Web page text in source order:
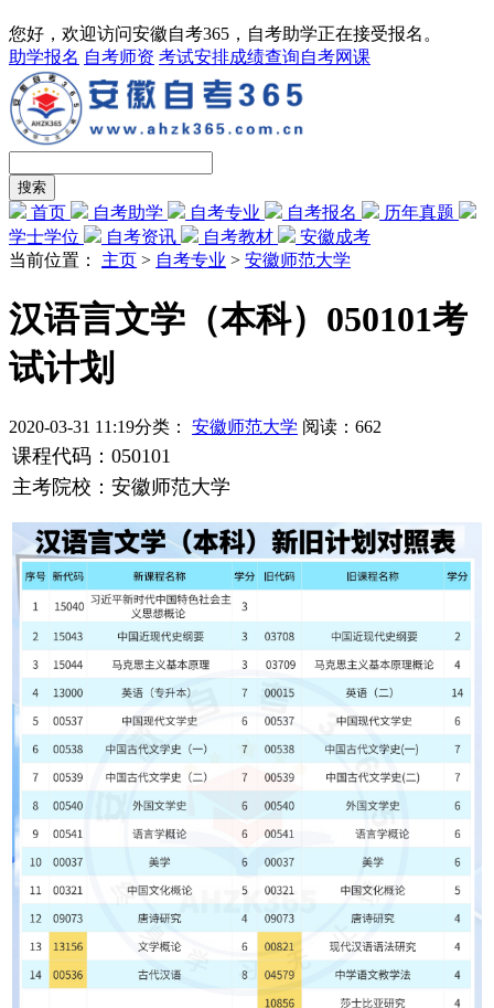
您好，欢迎访问安徽自考365，自考助学正在接受报名。
助学报名 自考师资 考试安排成绩查询自考网课
首页 自考助学 自考专业 自考报名
历年真题
学士学位
自考资讯 自考教材
安徽成考
当前位置： 主页 > 自考专业 > 安徽师范大学
汉语言文学（本科）050101考
试计划
2020-03-31 11:19分类： 安徽师范大学 阅读： 662
课程代码：050101
主考院校：安徽师范大学